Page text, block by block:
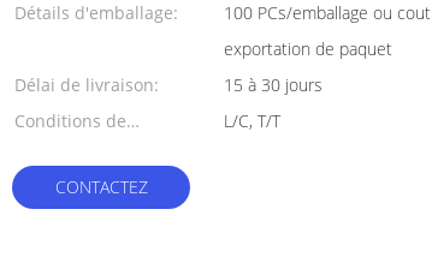
Détails d'emballage:
100 PCs/emballage ou
exportation de paquet
Délai de livraison:
15 à 30 jours
Conditions de
L/C, T/T
CONTACTEZ